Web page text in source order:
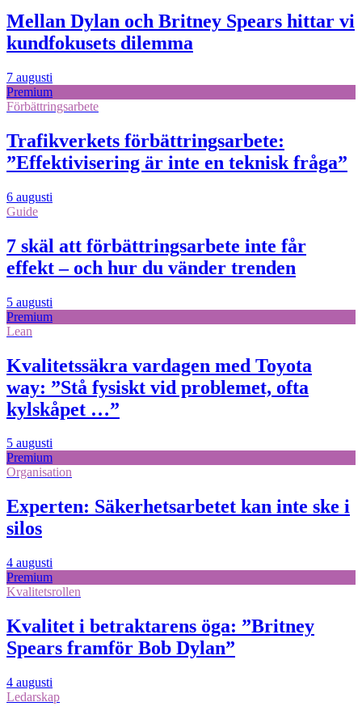
Mellan Dylan och Britney Spears hittar vi
kundfokusets dilemma
7 augusti
Premium
Förbättringsarbete
Trafikverkets förbättringsarbete:
”Effektivisering är inte en teknisk fråga”
6 augusti
Guide
7 skäl att förbättringsarbete inte får
effekt – och hur du vänder trenden
5 augusti
Premium
Lean
Kvalitetssäkra vardagen med Toyota
way: ”Stå fysiskt vid problemet, ofta
kylskåpet …”
5 augusti
Premium
Organisation
Experten: Säkerhetsarbetet kan inte ske i
silos
4 augusti
Premium
Kvalitetsrollen
Kvalitet i betraktarens öga: ”Britney
Spears framför Bob Dylan”
4 augusti
Ledarskap